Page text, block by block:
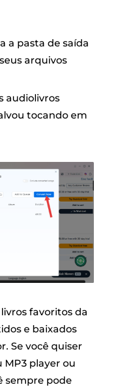
a pasta de saída
arquivos
audiolivros
tocando em
favoritos da
e baixados
Se você quiser
MP3 player ou
sempre pode